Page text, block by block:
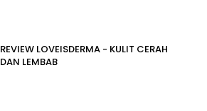
REVIEW LOVEISDERMA - KULIT CERAH
DAN LEMBAB